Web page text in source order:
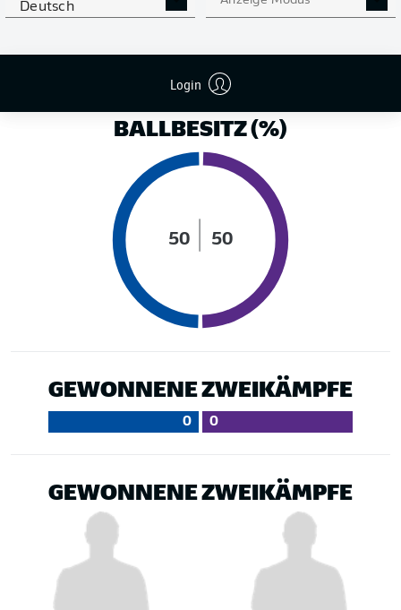
Deutsch
Login
LAUFDISTANZ (KM)
BALLBESITZ (%)
50 50
GEWONNENE ZWEIKÄMPFE
0 0
GEWONNENE ZWEIKÄMPFE